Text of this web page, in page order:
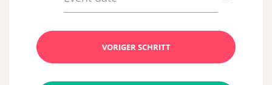
VORIGER SCHRITT